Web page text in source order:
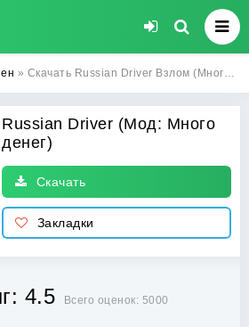
» Скачать Russian Driver Взлом (Много денег) на андроид бесплатно
Russian Driver (Мод: Много
денег)
Скачать
Закладки
4.5 Всего оценок: 5000